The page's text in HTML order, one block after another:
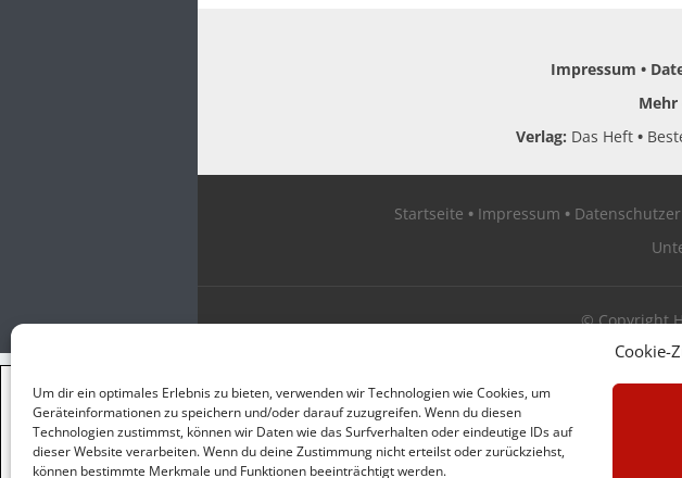
Cookie-
Um dir ein optimales Erlebnis zu bieten, verwenden wir Technologien wie Cookies, um
Geräteinformationen zu speichern und/oder darauf zuzugreifen. Wenn du diesen
Technologien zustimmst, können wir Daten wie das Surfverhalten oder eindeutige IDs auf
dieser Website verarbeiten. Wenn du deine Zustimmung nicht erteilst oder zurückziehst,
können bestimmte Merkmale und Funktionen beeinträchtigt werden.
Impressum
Mehr
Verlag: Das Heft
Startseite Impressum
© Copyright
Zum
E-Mail
GUTER JOURNALISMUS
KOSTET GELD
×